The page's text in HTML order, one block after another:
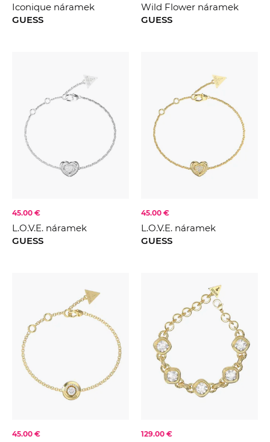
Iconique náramek
GUESS
Wild Flower náramek
GUESS
45.00 €
L.O.V.E. náramek
GUESS
45.00 €
L.O.V.E. náramek
GUESS
45.00 € 129.00 €